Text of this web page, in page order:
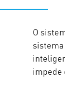
O
impede